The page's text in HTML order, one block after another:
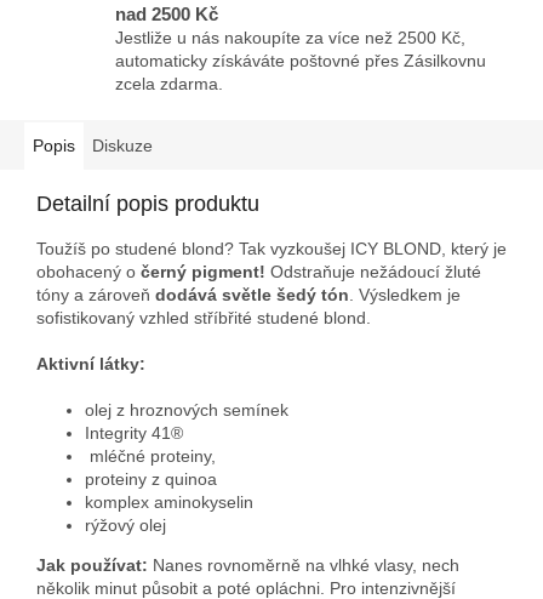
nad 2500 Kč
Jestliže u nás nakoupíte za více než 2500 Kč,
automaticky získáváte poštovné přes Zásilkovnu
zcela zdarma.
Popis Diskuze
Detailní popis produktu
Toužíš po studené blond? Tak vyzkoušej ICY BLOND, který je
obohacený o černý pigment! Odstraňuje nežádoucí žluté
tóny a zároveň dodává světle šedý tón . Výsledkem je
sofistikovaný vzhled stříbřité studené blond.
Aktivní látky:
olej z hroznových semínek
Integrity 41®
mléčné proteiny,
proteiny z quinoa
komplex aminokyselin
rýžový olej
Jak používat: Nanes rovnoměrně na vlhké vlasy, nech
několik minut působit a poté opláchni. Pro intenzivnější